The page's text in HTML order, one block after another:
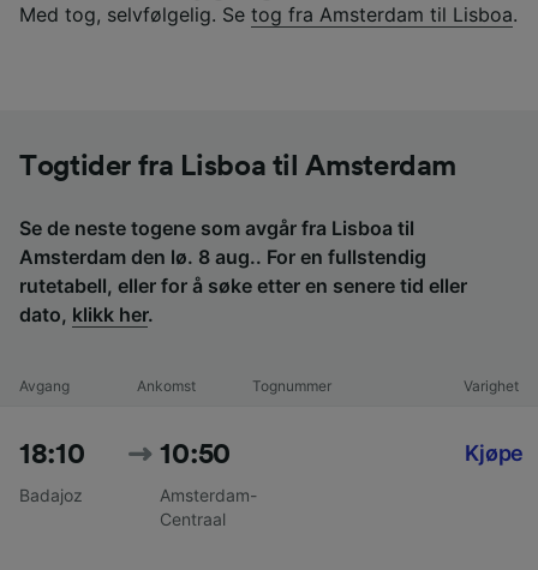
Med tog, selvfølgelig. Se tog fra Amsterdam til Lisboa.
Togtider fra Lisboa til Amsterdam
Se de neste togene som avgår fra Lisboa til
Amsterdam den lø. 8 aug.. For en fullstendig
rutetabell, eller for å søke etter en senere tid eller
dato, klikk her.
Avgang Ankomst Tognummer Varighet
18:10
Badajoz
10:50
Amsterdam-
Centraal
Kjøpe